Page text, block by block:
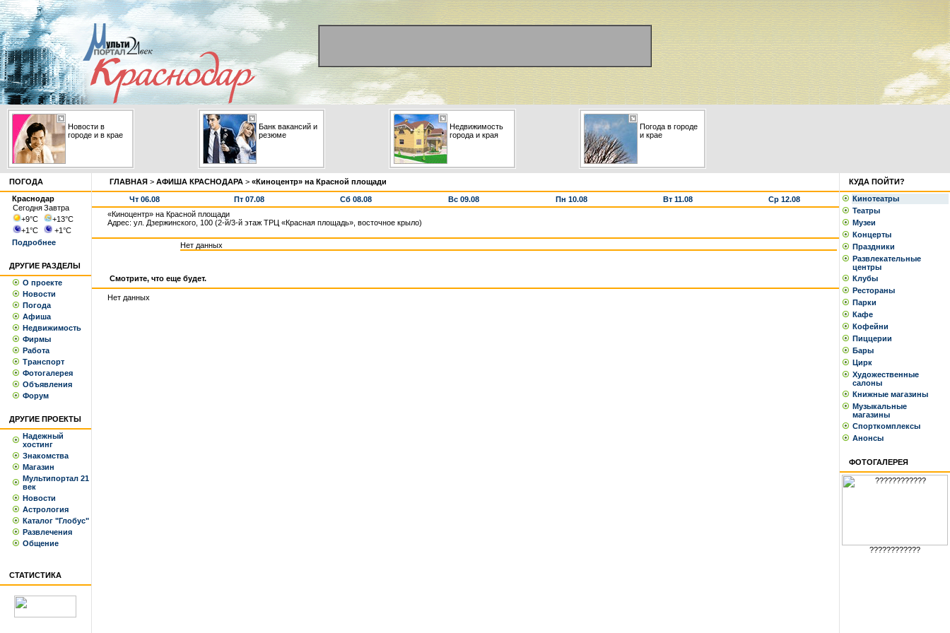
Новости в
городе и в крае
Банк вакансий и
резюме
Недвижимость
города и края
Погода в городе
и крае
ПОГОДА
Краснодар
СегодняЗавтра
+9°С +13°С
+1°С +1°С
Подробнее
ДРУГИЕ РАЗДЕЛЫ
О проекте
Новости
Погода
Афиша
Недвижимость
Фирмы
Работа
Транспорт
Фотогалерея
Объявления
Форум
ДРУГИЕ ПРОЕКТЫ
Надежный
хостинг
Знакомства
Магазин
Мультипортал 21
век
Новости
Астрология
Каталог "Глобус"
Развлечения
Общение
СТАТИСТИКА
ГЛАВНАЯ > АФИША КРАСНОДАРА > «Киноцентр» на Красной площади
Чт 06.08 Пт 07.08 Сб 08.08 Вс 09.08 Пн 10.08 Вт 11.08
Ср 12.08
«Киноцентр» на Красной площади
Адрес: ул. Дзержинского, 100 (2-й/3-й этаж ТРЦ «Красная площадь», восточное крыло)
Нет данных
Смотрите, что еще будет.
Нет данных
КУДА ПОЙТИ?
Кинотеатры
Театры
Музеи
Концерты
Праздники
Развлекательные
центры
Клубы
Рестораны
Парки
Кафе
Кофейни
Пиццерии
Бары
Цирк
Художественные
салоны
Книжные магазины
Музыкальные
магазины
Спорткомплексы
Анонсы
ФОТОГАЛЕРЕЯ
????????????